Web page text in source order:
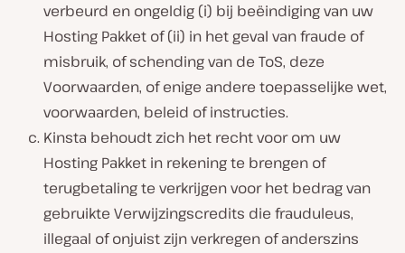
verbeurd en ongeldig (i) bij beëindiging van uw
Hosting Pakket of (ii) in het geval van fraude of
misbruik, of schending van de ToS, deze
Voorwaarden, of enige andere toepasselijke wet,
voorwaarden, beleid of instructies.
Kinsta behoudt zich het recht voor om uw
Hosting Pakket in rekening te brengen of
terugbetaling te verkrijgen voor het bedrag van
gebruikte Verwijzingscredits die frauduleus,
illegaal of onjuist zijn verkregen of anderszins